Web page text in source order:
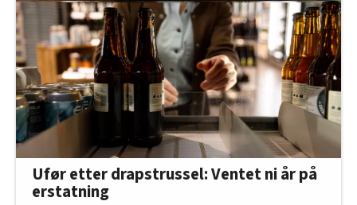
Ufør etter drapstrussel: Ventet ni år på
erstatning